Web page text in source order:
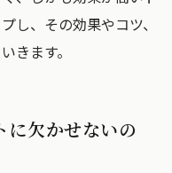
し、その効果やコツ、
きます。
に欠かせないの